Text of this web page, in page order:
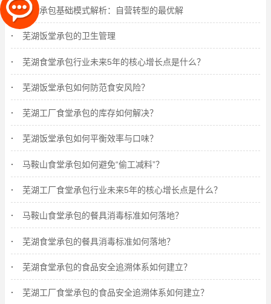
食堂承包基础模式解析：自营转型的最优解
芜湖饭堂承包的卫生管理
芜湖食堂承包行业未来5年的核心增长点是什么？
芜湖饭堂承包如何防范食安风险？
芜湖工厂食堂承包的库存如何解决？
芜湖饭堂承包如何平衡效率与口味？
马鞍山食堂承包如何避免“偷工减料”？
芜湖工厂食堂承包行业未来5年的核心增长点是什么？
马鞍山食堂承包的餐具消毒标准如何落地？
芜湖食堂承包的餐具消毒标准如何落地？
芜湖食堂承包的食品安全追溯体系如何建立？
芜湖工厂食堂承包的食品安全追溯体系如何建立？